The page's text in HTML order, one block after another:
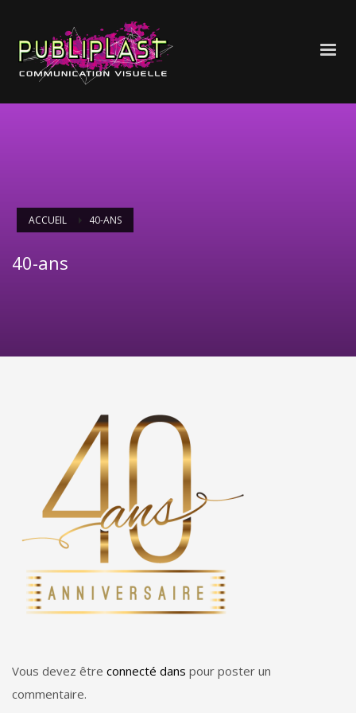
ACCUEIL 40-ANS
40-ans
Vous devez être connecté dans pour poster un
commentaire.